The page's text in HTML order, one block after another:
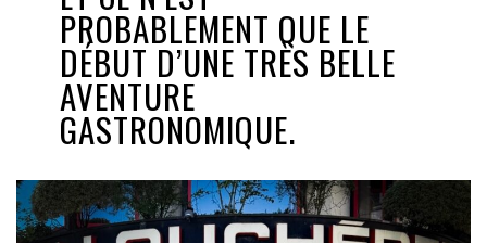
PROBABLEMENT QUE LE
DÉBUT D’UNE TRÈS BELLE
AVENTURE
GASTRONOMIQUE.